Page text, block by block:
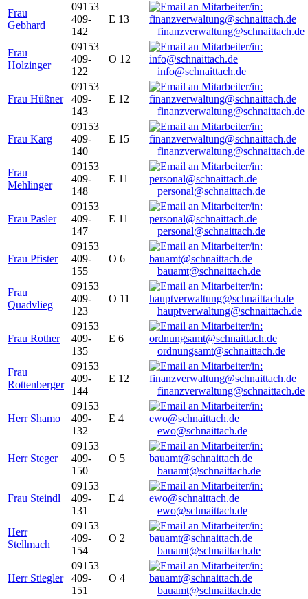
Frau
Gebhard
09153
409-
142
E 13
finanzverwaltung@schnaittach.de
Frau
Holzinger
09153
409-
122
O 12
info@schnaittach.de
Frau Hüßner
09153
409-
143
E 12
finanzverwaltung@schnaittach.de
Frau Karg
09153
409-
140
E 15
finanzverwaltung@schnaittach.de
Frau
Mehlinger
09153
409-
148
E 11
personal@schnaittach.de
Frau Pasler
09153
409-
147
E 11
personal@schnaittach.de
Frau Pfister
09153
409-
155
O 6
bauamt@schnaittach.de
Frau
Quadvlieg
09153
409-
123
O 11
hauptverwaltung@schnaittach.de
Frau Rother
09153
409-
135
E 6
ordnungsamt@schnaittach.de
Frau
Rottenberger
09153
409-
144
E 12
finanzverwaltung@schnaittach.de
Herr Shamo
09153
409-
132
E 4
ewo@schnaittach.de
Herr Steger
09153
409-
150
O 5
bauamt@schnaittach.de
Frau Steindl
09153
409-
131
E 4
ewo@schnaittach.de
Herr
Stellmach
09153
409-
154
O 2
bauamt@schnaittach.de
Herr Stiegler
09153
409-
151
O 4
bauamt@schnaittach.de